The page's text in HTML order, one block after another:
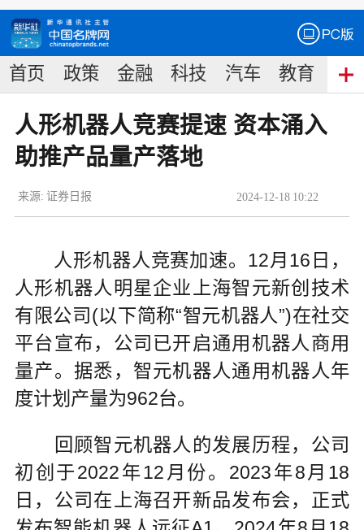
首页 政策 金融 科技 汽车 教育 食
人形机器人竞赛提速 资本涌入
助推产品量产落地
2024-12-18 10:22
来源: 证券日报
人形机器人竞赛加速。12月16日，
人形机器人明星企业上海智元新创技术
有限公司(以下简称“智元机器人”)在社交
平台宣布，公司已开启通用机器人商用
量产。据悉，智元机器人通用机器人年
度计划产量为962台。
回顾智元机器人的发展历程，公司
初创于2022年12月份。2023年8月18
日，公司在上海召开新品发布会，正式